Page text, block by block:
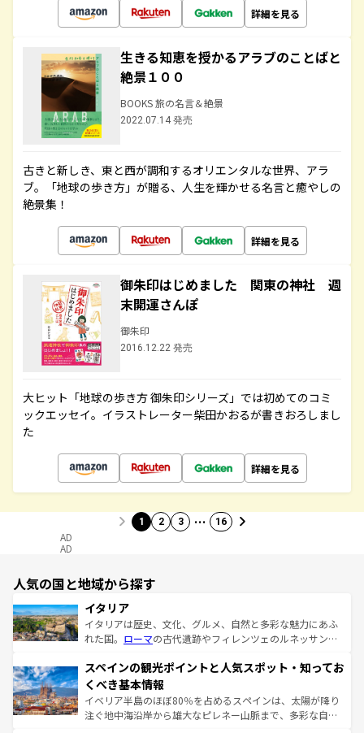
詳細を見る
生きる知恵を授かるアラブのことばと
絶景１００
BOOKS 旅の名言＆絶景
2022.07.14 発売
古きと新しき、東と西が調和するオリエンタルな世界、アラ
ブ。「地球の歩き方」が贈る、人生を輝かせる名言と癒やしの
絶景集！
詳細を見る
御朱印はじめました 関東の神社 週
末開運さんぽ
御朱印
2016.12.22 発売
大ヒット「地球の歩き方 御朱印シリーズ」では初めてのコミ
ックエッセイ。イラストレーター柴田かおるが書きおろしまし
た
詳細を見る
1 2 3 … 16
AD
AD
人気の国と地域から探す
イタリア
イタリアは歴史、文化、グルメ、自然と多彩な魅力にあふ
れた国。 ローマの古代遺跡やフィレンツェのルネッサンス
ろん、トスカーナの美しい田園風景やアマルフィ海岸の絶
景など、自然景観も見逃せない。観光の合間には、本場の
ピザやパスタなど、絶品のイタリア料理を堪能することも
できる。朝目覚めてから夜眠るまで、すべての瞬間を楽し
スペインの観光ポイントと人気スポット・知ってお
くべき基本情報
イベリア半島のほぼ80％を占めるスペインは、太陽が降り
注ぐ地中海沿岸から雄大なピレネー山脈まで、多彩な自然